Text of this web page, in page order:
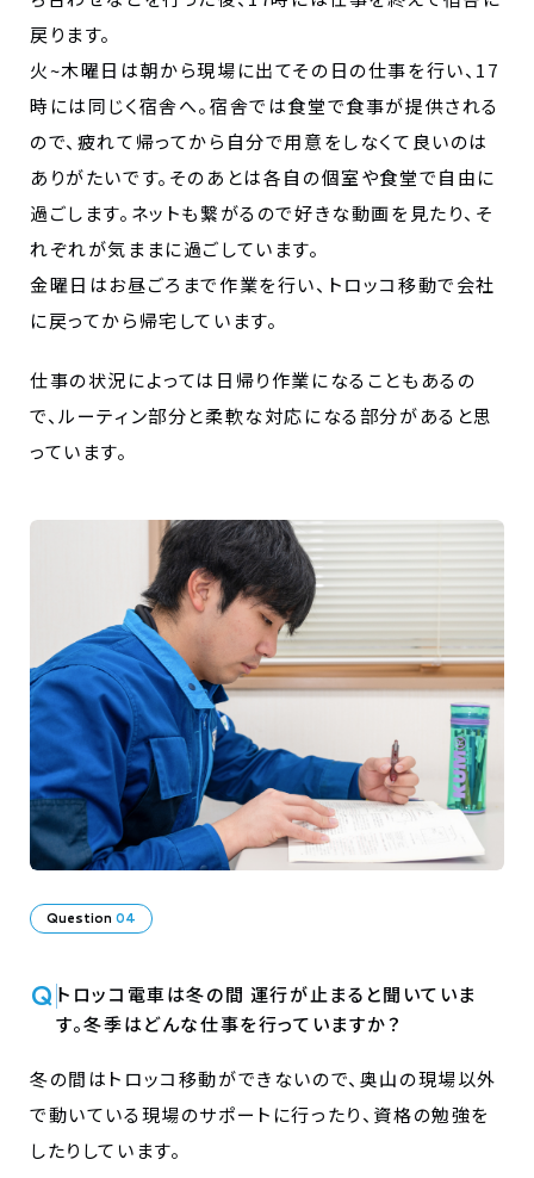
戻ります。
火~木曜日は朝から現場に出てその日の仕事を行い、17
時には同じく宿舎へ。宿舎では食堂で食事が提供される
ので、疲れて帰ってから自分で用意をしなくて良いのは
ありがたいです。そのあとは各自の個室や食堂で自由に
過ごします。ネットも繋がるので好きな動画を見たり、そ
れぞれが気ままに過ごしています。
金曜日はお昼ごろまで作業を行い、トロッコ移動で会社
に戻ってから帰宅しています。
仕事の状況によっては日帰り作業になることもあるの
で、ルーティン部分と柔軟な対応になる部分があると思
っています。
Question 04
Q トロッコ電車は冬の間 運行が止まると聞いていま
す。冬季はどんな仕事を行っていますか？
冬の間はトロッコ移動ができないので、奥山の現場以外
で動いている現場のサポートに行ったり、資格の勉強を
したりしています。